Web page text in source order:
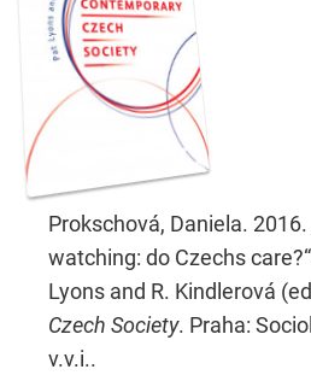
Prokschová, Daniela.
watching: do Czechs
Lyons and R. Kindlerová
Czech Society. Praha:
v.v.i..